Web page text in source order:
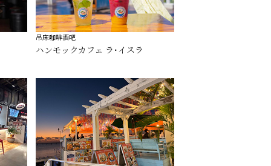
吊床咖啡酒吧
ハンモックカフェ ラ･イスラ